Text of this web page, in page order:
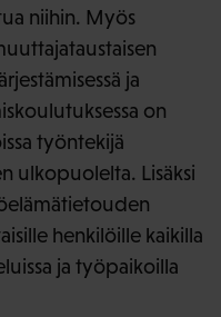
niihin. Myös
ja
on
työntekijä
ulkopuolelta. Lisäksi
henkilöille kaikilla
ja työpaikoilla